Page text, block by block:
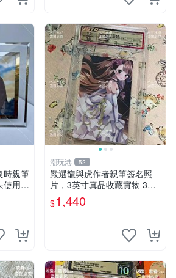
時親筆
使用，
你
收藏
潮玩港 52
嚴選龍與虎作者親筆簽名照
片，3英寸真品收藏實物 3英
寸 女性 吉祥物
$1,440